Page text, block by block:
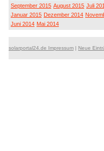
September 2015 August 2015 Juli
Januar 2015 Dezember 2014
Juni 2014 Mai 2014
solarportal24.de Impressum | Neue